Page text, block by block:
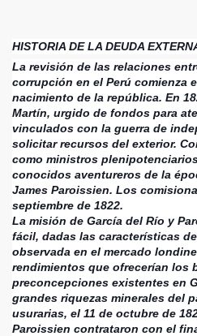
HISTORIA DE LA DEUDA
La revisión de las relaciones
corrupción en el Perú comienza
nacimiento de la república. En
Martín, urgido de fondos para
vinculados con la guerra de
solicitar recursos del exterior.
como ministros
conocidos aventureros de la
James Paroissien. Los
septiembre de 1822.
La misión de García del Río y
fácil, dadas las características
observada en el mercado
rendimientos que ofrecerían los
preconcepciones existentes en
grandes riquezas minerales del
usurarias, el 11 de octubre de
Paroissien contrataron con el